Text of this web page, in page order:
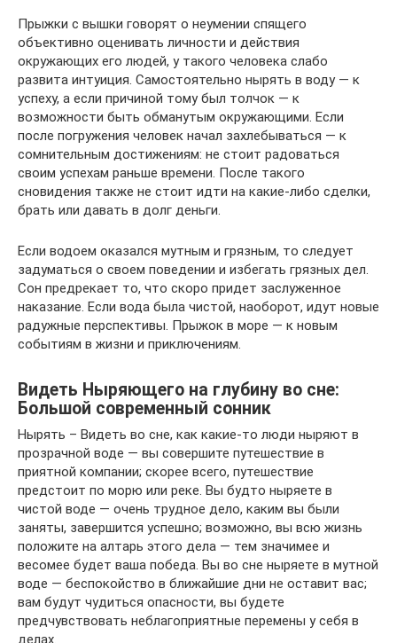
Прыжки с вышки говорят о неумении спящего
объективно оценивать личности и действия
окружающих его людей, у такого человека слабо
развита интуиция. Самостоятельно нырять в воду — к
успеху, а если причиной тому был толчок — к
возможности быть обманутым окружающими. Если
после погружения человек начал захлебываться — к
сомнительным достижениям: не стоит радоваться
своим успехам раньше времени. После такого
сновидения также не стоит идти на какие-либо сделки,
брать или давать в долг деньги.
Если водоем оказался мутным и грязным, то следует
задуматься о своем поведении и избегать грязных дел.
Сон предрекает то, что скоро придет заслуженное
наказание. Если вода была чистой, наоборот, идут новые
радужные перспективы. Прыжок в море — к новым
событиям в жизни и приключениям.
Видеть Ныряющего на глубину во сне:
Большой современный сонник
Нырять – Видеть во сне, как какие-то люди ныряют в
прозрачной воде — вы совершите путешествие в
приятной компании; скорее всего, путешествие
предстоит по морю или реке. Вы будто ныряете в
чистой воде — очень трудное дело, каким вы были
заняты, завершится успешно; возможно, вы всю жизнь
положите на алтарь этого дела — тем значимее и
весомее будет ваша победа. Вы во сне ныряете в мутной
воде — беспокойство в ближайшие дни не оставит вас;
вам будут чудиться опасности, вы будете
предчувствовать неблагоприятные перемены у себя в
делах.